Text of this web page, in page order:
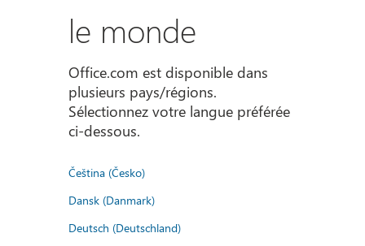
le monde
Office.com est disponible dans
plusieurs pays/régions.
Sélectionnez votre langue préférée
ci-dessous.
Čeština (Česko)
Dansk (Danmark)
Deutsch (Deutschland)